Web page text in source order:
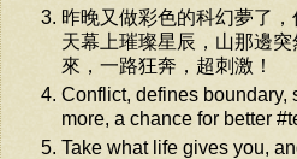
昨晚又做彩色的科幻夢了
天幕上璀璨星辰，山那邊
來，一路狂奔，超刺激！
Conflict, defines boundary,
more, a chance for better
Take what life gives you,